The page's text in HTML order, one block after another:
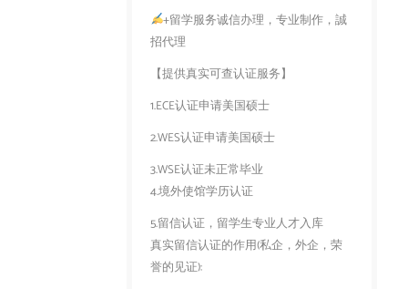
+留学服务诚信办理，专业制作，誠
招代理
【提供真实可查认证服务】
1.ECE认证申请美国硕士
2.WES认证申请美国硕士
3.WSE认证未正常毕业
4.境外使馆学历认证
5.留信认证，留学生专业人才入库
真实留信认证的作用(私企，外企，荣
誉的见证):